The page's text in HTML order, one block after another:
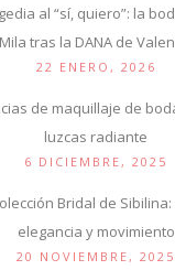
al “sí, quiero”: la
Mila tras la DANA de
22 ENERO, 2026
de maquillaje de
luzcas radiante
6 DICIEMBRE, 2025
Bridal de
elegancia y movimiento
20 NOVIEMBRE, 2025